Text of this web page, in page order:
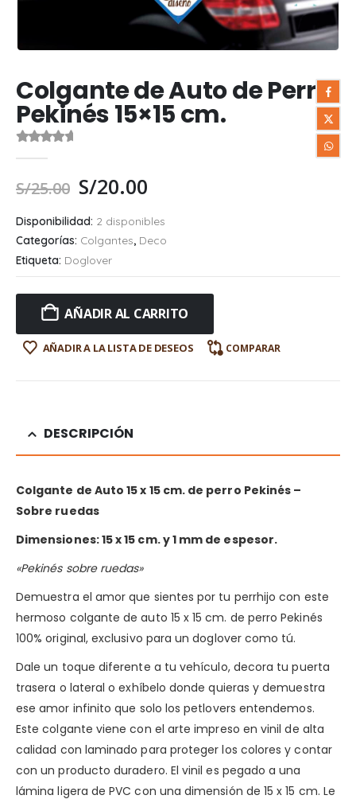
Colgante de Auto de Perro
Pekinés 15×15 cm.
S/25.00 S/20.00
Disponibilidad: 2 disponibles
Categorías: Colgantes, Deco
Etiqueta: Doglover
AÑADIR AL CARRITO
AÑADIR A LA LISTA DE DESEOS COMPARAR
DESCRIPCIÓN
Colgante de Auto 15 x 15 cm. de perro Pekinés –
Sobre ruedas
Dimensiones: 15 x 15 cm. y 1 mm de espesor.
«Pekinés sobre ruedas»
Demuestra el amor que sientes por tu perrhijo con este
hermoso colgante de auto 15 x 15 cm. de perro Pekinés
100% original, exclusivo para un doglover como tú.
Dale un toque diferente a tu vehículo, decora tu puerta
trasera o lateral o exhíbelo donde quieras y demuestra
ese amor infinito que solo los petlovers entendemos.
Este colgante viene con el arte impreso en vinil de alta
calidad con laminado para proteger los colores y contar
con un producto duradero. El vinil es pegado a una
lámina ligera de PVC con una dimensión de 15 x 15 cm. Le